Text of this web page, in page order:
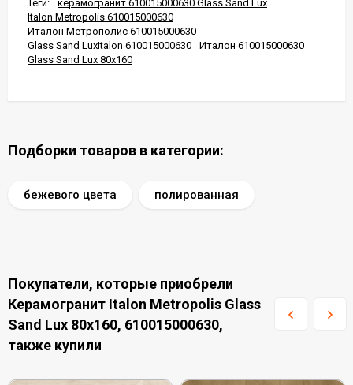
Теги:
керамогранит 610015000630 Glass Sand Lux
Italon Metropolis 610015000630
Италон Метрополис 610015000630
Glass Sand LuxItalon 610015000630
Италон 610015000630
Glass Sand Lux 80x160
Подборки товаров в категории:
бежевого цвета полированная
Покупатели, которые приобрели
Керамогранит Italon Metropolis Glass
Sand Lux 80x160, 610015000630,
также купили